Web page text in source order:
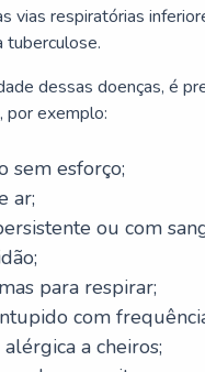
vias respiratórias
tuberculose.
dessas doenças, é
por exemplo:
sem esforço;
ar;
ou com
para respirar;
com
alérgica a cheiros;